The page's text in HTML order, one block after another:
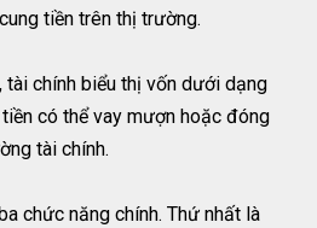
tiền trên thị trường.
tài chính biểu thị vốn dưới dạng
có thể vay mượn hoặc đóng
tài chính.
chức năng chính. Thứ nhất là